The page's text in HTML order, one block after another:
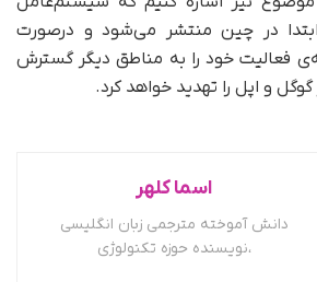
HarmonyOS NEXT ابتدا در چین منتشر می‌شود و در‌صورت
فعالیت خود را به مناطق دیگر گسترش
و اپل را تهدید خواهد کرد.
اسما کلهر
دانش آموخته مترجمی زبان انگلیسی
،نویسنده حوزه تکنولوژی